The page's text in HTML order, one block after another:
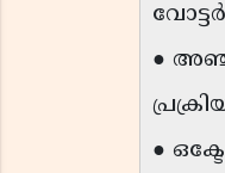
●
●